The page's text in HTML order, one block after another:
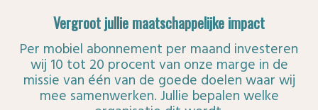
Vergroot jullie maatschappelijke impact
Per mobiel abonnement per maand investeren
wij 10 tot 20 procent van onze marge in de
missie van één van de goede doelen waar wij
mee samenwerken. Jullie bepalen welke